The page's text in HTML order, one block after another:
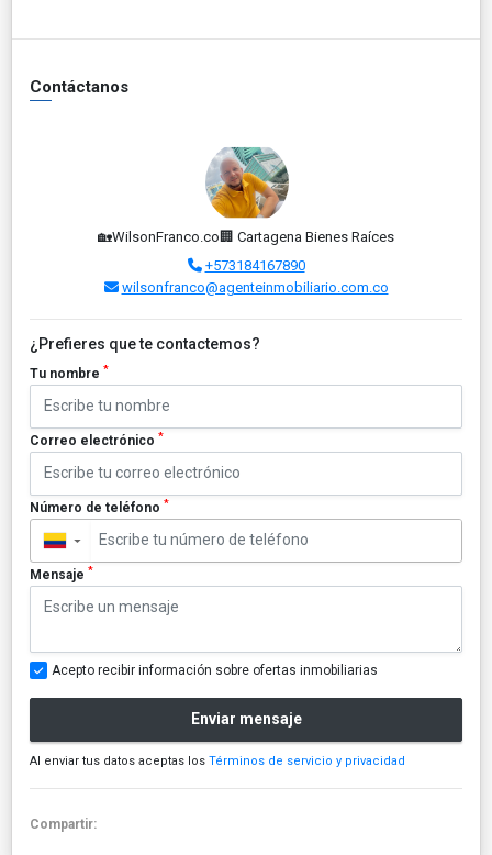
Contáctanos
🏡WilsonFranco.co🏢 Cartagena Bienes Raíces
+573184167890
wilsonfranco@agenteinmobiliario.com.co
¿Prefieres que te contactemos?
Tu nombre *
Correo electrónico *
Número de teléfono *
▼
Mensaje *
Acepto recibir información sobre ofertas inmobiliarias
Enviar mensaje
Al enviar tus datos aceptas los Términos de servicio y privacidad
Compartir: